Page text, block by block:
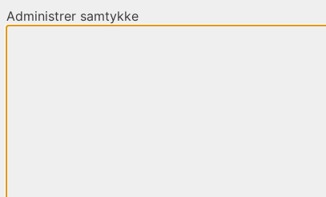
Administrer samtykke